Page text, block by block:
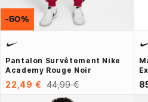
Pantalon Survêtement Nike
Academy Rouge Noir
22,49 € 44,99 €
-50%